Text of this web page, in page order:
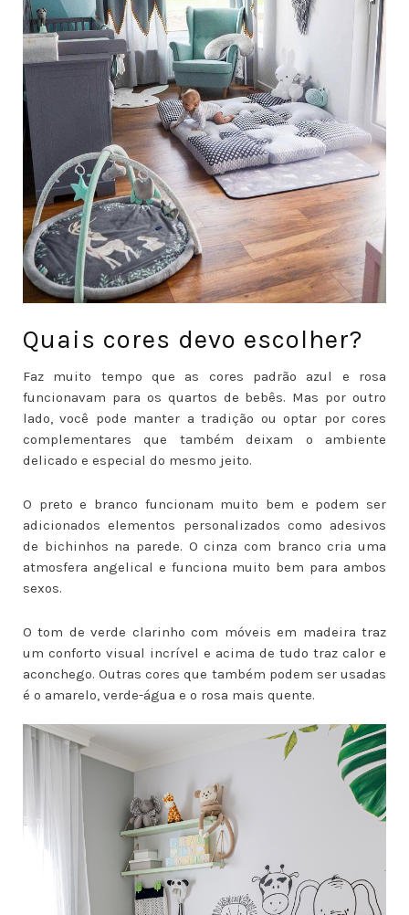
Quais cores devo escolher?
Faz muito tempo que as cores padrão azul e rosa
funcionavam para os quartos de bebês. Mas por outro
lado, você pode manter a tradição ou optar por cores
complementares que também deixam o ambiente
delicado e especial do mesmo jeito.
O preto e branco funcionam muito bem e podem ser
adicionados elementos personalizados como adesivos
de bichinhos na parede. O cinza com branco cria uma
atmosfera angelical e funciona muito bem para ambos
sexos.
O tom de verde clarinho com móveis em madeira traz
um conforto visual incrível e acima de tudo traz calor e
aconchego. Outras cores que também podem ser usadas
é o amarelo, verde-água e o rosa mais quente.